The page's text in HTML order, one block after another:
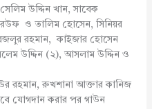
উদ্দিন খান, সাবেক
ও তালিম হোসেন, সিনিয়র
রহমান, কাইজার হোসেন
উদ্দিন (২), আসলাম উদ্দিন ও
রহমান, রুখশানা আক্তার কানিজ
যোগদান করার পর গাউন